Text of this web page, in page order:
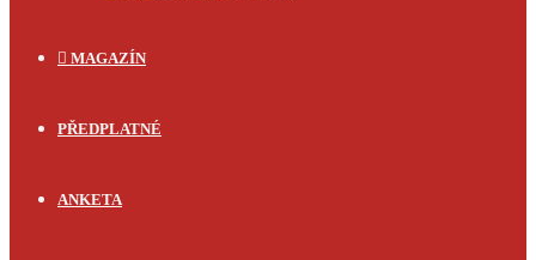
MAGAZÍN
PŘEDPLATNÉ
ANKETA